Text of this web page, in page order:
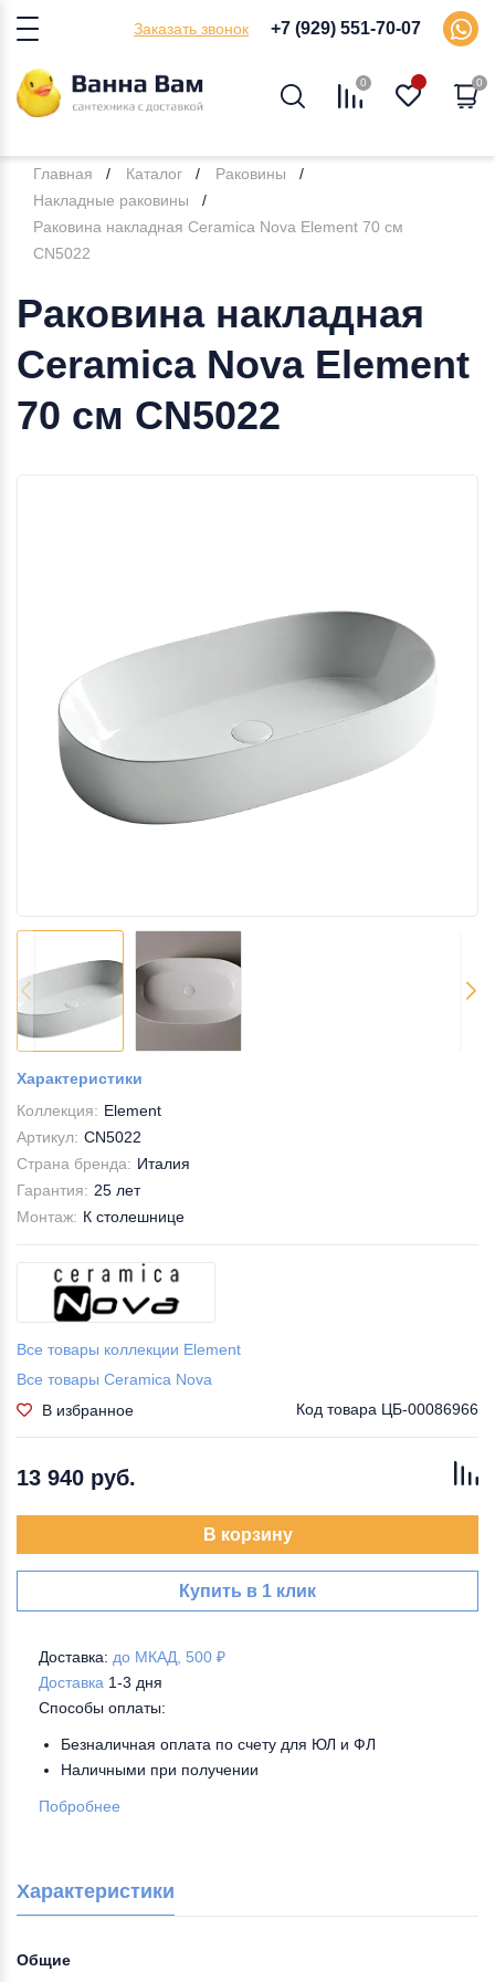
Заказать звонок +7 (929) 551-70-07
0 0
Главная Каталог
Раковины
Накладные раковины
Раковина накладная Ceramica Nova Element 70 см
CN5022
Раковина накладная
Ceramica Nova Element
70 см CN5022
Характеристики
Коллекция: Element
Артикул: CN5022
Страна бренда: Италия
Гарантия: 25 лет
Монтаж: К столешнице
Все товары коллекции Element
Все товары Ceramica Nova
В избранное
Код товара ЦБ-00086966
13 940 руб.
В корзину
Купить в 1 клик
Доставка: до МКАД, 500 ₽
Доставка 1-3 дня
Способы оплаты:
Безналичная оплата по счету для ЮЛ и ФЛ
Наличными при получении
Побробнее
Характеристики
Общие